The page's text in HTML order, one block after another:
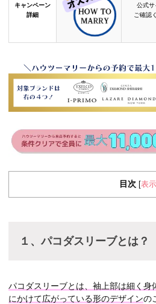
キャンペーン
詳細
公式サ
ご確認
目次 表示
１、パコダスリーブとは？
パコダスリーブとは、袖上部は細く身
にかけて広がっている形のデザインの